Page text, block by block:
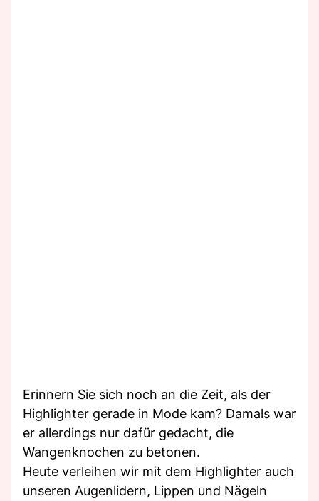
Erinnern Sie sich noch an die Zeit, als der
Highlighter gerade in Mode kam? Damals war
er allerdings nur dafür gedacht, die
Wangenknochen zu betonen.
Heute verleihen wir mit dem Highlighter auch
unseren Augenlidern, Lippen und Nägeln